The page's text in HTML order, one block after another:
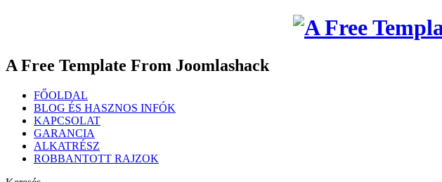
A Free Template From Joomlashack
FŐOLDAL
BLOG ÉS HASZNOS INFÓK
KAPCSOLAT
GARANCIA
ALKATRÉSZ
ROBBANTOTT RAJZOK